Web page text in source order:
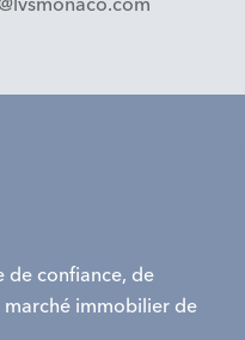
de confiance, de
immobilier de